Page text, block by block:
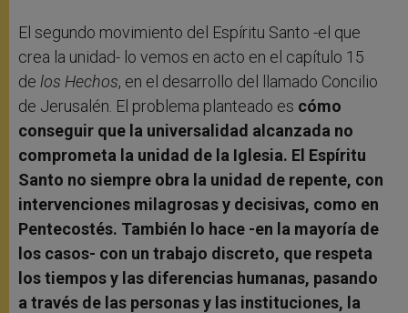
El segundo movimiento del Espíritu Santo -el que
crea la unidad- lo vemos en acto en el capítulo 15
de los Hechos, en el desarrollo del llamado Concilio
de Jerusalén. El problema planteado es cómo
conseguir que la universalidad alcanzada no
comprometa la unidad de la Iglesia. El Espíritu
Santo no siempre obra la unidad de repente, con
intervenciones milagrosas y decisivas, como en
Pentecostés. También lo hace -en la mayoría de
los casos- con un trabajo discreto, que respeta
los tiempos y las diferencias humanas, pasando
a través de las personas y las instituciones, la